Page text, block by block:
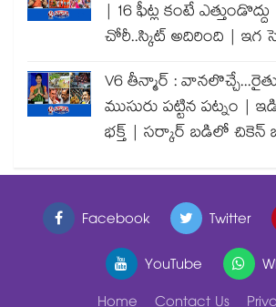
| 16 ఫీట్ల కంటే
చోరీ..స్కిట్ అదిరింది | ఇగ
V6 తీన్మార్ :
ముసురు పట్టిన పట్నం |
భక్త్ | సర్కార్ బడిలో చికెన్
Facebook Twitter
YouTube